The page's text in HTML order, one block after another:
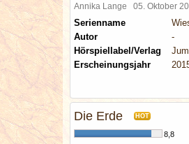
Annika Lange 05. Oktober
Serienname
Autor
-
Hörspiellabel/Verlag
Erscheinungsjahr
Die Erde HOT
8,8